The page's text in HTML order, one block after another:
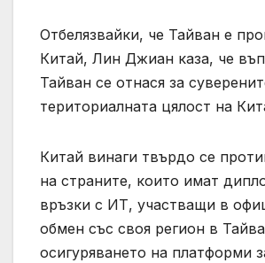
Отбелязвайки, че Тайван е
Китай, Лин Джиан каза, че
Тайван се отнася за
териториалната цялост на
Китай винаги твърдо се
на страните, които имат
връзки с ИТ, участващи в
обмен със своя регион в
осигуряването на платформи